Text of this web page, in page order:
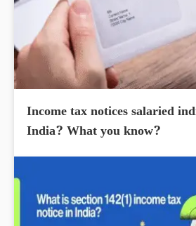
Income tax notices salaried
India? What you know?